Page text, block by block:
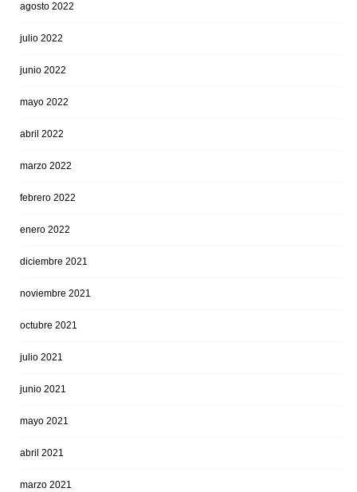
agosto 2022
julio 2022
junio 2022
mayo 2022
abril 2022
marzo 2022
febrero 2022
enero 2022
diciembre 2021
noviembre 2021
octubre 2021
julio 2021
junio 2021
mayo 2021
abril 2021
marzo 2021